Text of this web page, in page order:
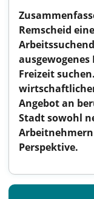
Remscheid
Freizeit
Angebot an
Stadt sowohl
Perspektive.